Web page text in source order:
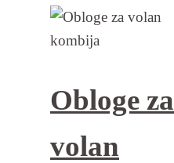
Obloge za
volan